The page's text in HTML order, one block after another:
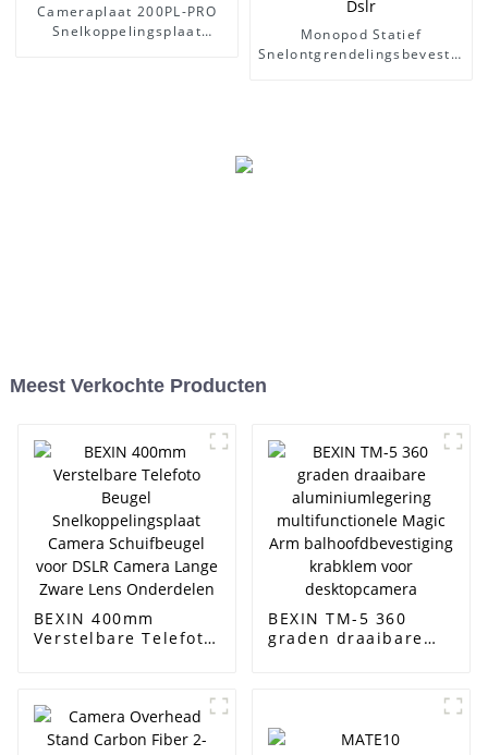
Cameraplaat 200PL-PRO
Snelkoppelingsplaat
Monopod Statief
Snelontgrendelingsbevestiging
Meest Verkochte Producten
BEXIN 400mm
Verstelbare Telefoto
Schuifbeugel voor
DSLR Camera Lange
BEXIN TM-5 360
graden draaibare
balhoofdbevestiging
krabklem voor